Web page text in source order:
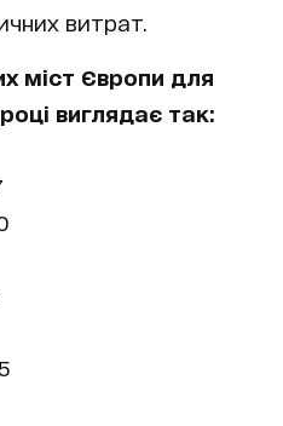
витрат.
міст Європи для
виглядає так: